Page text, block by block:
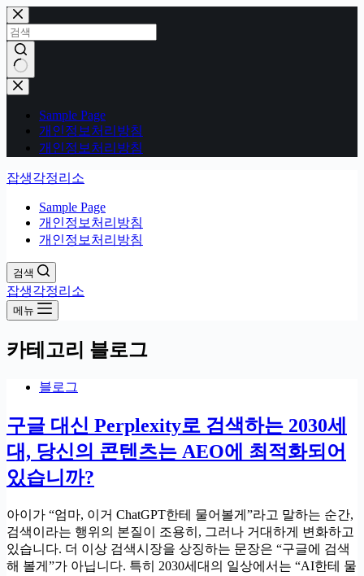
본
문
으
로
건
너
결
Sample Page
개인정보처리방침
개인정보처리방침
잡생각정리소
Sample Page
개인정보처리방침
개인정보처리방침
검색
잡생각정리소
메뉴
카테고리 블로그
블로그
구글 대신 Perplexity로 검색하는 2030세
대, 당신의 콘텐츠는 AEO에 최적화되어
있습니까?
아이가 “엄마, 이거 ChatGPT한테 물어볼게”라고 말하는 순간,
검색이라는 행위의 본질이 조용히, 그러나 거대하게 변화하고
있습니다. 더 이상 검색시장을 상징하는 문장은 “구글에 검색
해 볼게”가 아닙니다. 특히 2030세대의 일상에서는 “AI한테 물